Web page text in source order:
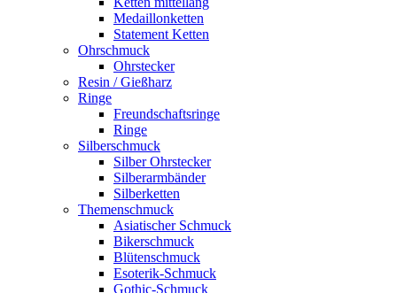
Medaillonketten
Statement Ketten
Ohrschmuck
Ohrstecker
Resin / Gießharz
Ringe
Freundschaftsringe
Ringe
Silberschmuck
Silber Ohrstecker
Silberarmbänder
Silberketten
Themenschmuck
Asiatischer Schmuck
Bikerschmuck
Blütenschmuck
Esoterik-Schmuck
Gothic-Schmuck